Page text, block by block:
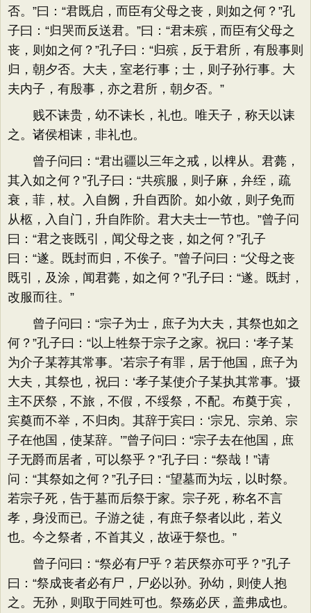
否。”曰：“君既启，而臣有父母之丧，则如之何？”孔
子曰：“归哭而反送君。”曰：“君未殡，而臣有父母之
丧，则如之何？”孔子曰：“归殡，反于君所，有殷事则
归，朝夕否。大夫，室老行事；士，则子孙行事。大
夫内子，有殷事，亦之君所，朝夕否。”
贱不诔贵，幼不诔长，礼也。唯天子，称天以诔
之。诸侯相诔，非礼也。
曾子问曰：“君出疆以三年之戒，以椑从。君薨，
其入如之何？”孔子曰：“共殡服，则子麻，弁绖，疏
衰，菲，杖。入自阙，升自西阶。如小敛，则子免而
从柩，入自门，升自阼阶。君大夫士一节也。”曾子问
曰：“君之丧既引，闻父母之丧，如之何？”孔子
曰：“遂。既封而归，不俟子。”曾子问曰：“父母之丧
既引，及涂，闻君薨，如之何？”孔子曰：“遂。既封，
改服而往。”
曾子问曰：“宗子为士，庶子为大夫，其祭也如之
何？”孔子曰：“以上牲祭于宗子之家。祝曰：‘孝子某
为介子某荐其常事。’若宗子有罪，居于他国，庶子为
大夫，其祭也，祝曰：‘孝子某使介子某执其常事。’摄
主不厌祭，不旅，不假，不绥祭，不配。布奠于宾，
宾奠而不举，不归肉。其辞于宾曰：‘宗兄、宗弟、宗
子在他国，使某辞。’”曾子问曰：“宗子去在他国，庶
子无爵而居者，可以祭乎？”孔子曰：“祭哉！”请
问：“其祭如之何？”孔子曰：“望墓而为坛，以时祭。
若宗子死，告于墓而后祭于家。宗子死，称名不言
孝，身没而已。子游之徒，有庶子祭者以此，若义
也。今之祭者，不首其义，故诬于祭也。”
曾子问曰：“祭必有尸乎？若厌祭亦可乎？”孔子
曰：“祭成丧者必有尸，尸必以孙。孙幼，则使人抱
之。无孙，则取于同姓可也。祭殇必厌，盖弗成也。